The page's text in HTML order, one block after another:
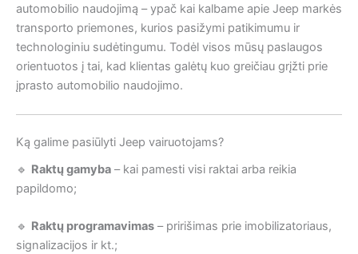
automobilio naudojimą – ypač kai kalbame apie Jeep markės
transporto priemones, kurios pasižymi patikimumu ir
technologiniu sudėtingumu. Todėl visos mūsų paslaugos
orientuotos į tai, kad klientas galėtų kuo greičiau grįžti prie
įprasto automobilio naudojimo.
Ką galime pasiūlyti Jeep vairuotojams?
🔹 Raktų gamyba – kai pamesti visi raktai arba reikia
papildomo;
🔹 Raktų programavimas – pririšimas prie imobilizatoriaus,
signalizacijos ir kt.;